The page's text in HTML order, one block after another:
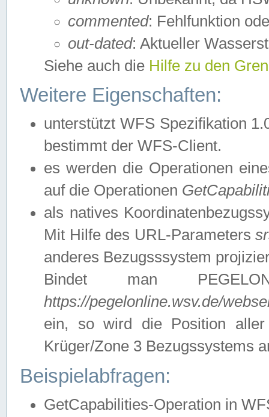
commented: Fehlfunktion
out-dated: Aktueller
Siehe auch die Hilfe zu den
Weitere Eigenschaften:
unterstützt WFS Spezifikation
bestimmt der WFS-Client.
es werden die Operationen
auf die Operationen
als natives
Mit Hilfe des URL-Parameters
anderes Bezugsssystem
Bindet man
https://pegelonline.wsv.de/
ein, so wird die Position
Krüger/Zone 3 Bezugssystems
Beispielabfragen:
GetCapabilities-Operation in